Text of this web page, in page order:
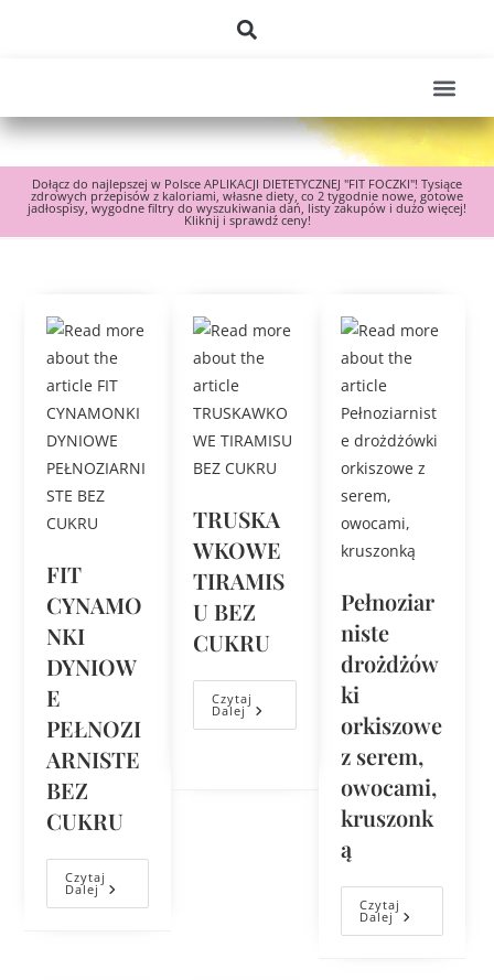
Dołącz do najlepszej w Polsce APLIKACJI DIETETYCZNEJ "FIT FOCZKI"! Tysiące
zdrowych przepisów z kaloriami, własne diety, co 2 tygodnie nowe, gotowe
jadłospisy, wygodne filtry do wyszukiwania dań, listy zakupów i dużo więcej!
Kliknij i sprawdź ceny!
FIT
CYNAMO
NKI
DYNIOW
E
PEŁNOZI
ARNISTE
BEZ
CUKRU
Czytaj
Dalej
TRUSKA
WKOWE
TIRAMIS
U BEZ
CUKRU
Czytaj
Dalej
Pełnoziar
niste
drożdżów
ki
orkiszowe
z serem,
owocami,
kruszonk
ą
Czytaj
Dalej